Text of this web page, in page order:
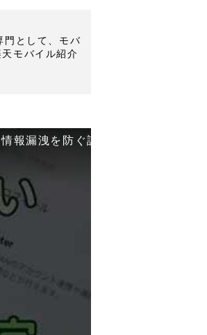
として、モバ
モバイル紹介
報漏洩を防ぐ設定をしよう！ #LINE